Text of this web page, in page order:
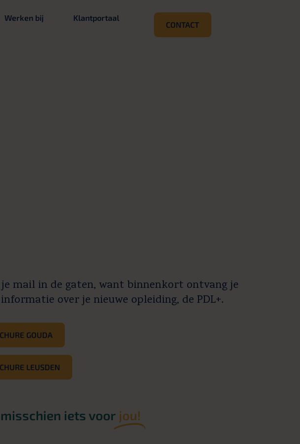
Werken bij Klantportaal
CONTACT
mail in de gaten, want binnenkort ontvang je
over je nieuwe opleiding, de PDL+.
GOUDA
LEUSDEN
misschien iets voor jou!